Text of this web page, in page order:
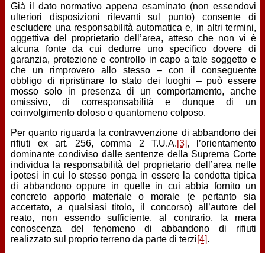
Già il dato normativo appena esaminato (non essendovi
ulteriori disposizioni rilevanti sul punto) consente di
escludere una responsabilità automatica e, in altri termini,
oggettiva del proprietario dell’area, atteso che non vi è
alcuna fonte da cui dedurre uno specifico dovere di
garanzia, protezione e controllo in capo a tale soggetto e
che un rimprovero allo stesso – con il conseguente
obbligo di ripristinare lo stato dei luoghi – può essere
mosso solo in presenza di un comportamento, anche
omissivo, di corresponsabilità e dunque di un
coinvolgimento doloso o quantomeno colposo.
Per quanto riguarda la contravvenzione di abbandono dei
rifiuti ex art. 256, comma 2 T.U.A.[3], l’orientamento
dominante condiviso dalle sentenze della Suprema Corte
individua la responsabilità del proprietario dell’area nelle
ipotesi in cui lo stesso ponga in essere la condotta tipica
di abbandono oppure in quelle in cui abbia fornito un
concreto apporto materiale o morale (e pertanto sia
accertato, a qualsiasi titolo, il concorso) all’autore del
reato, non essendo sufficiente, al contrario, la mera
conoscenza del fenomeno di abbandono di rifiuti
realizzato sul proprio terreno da parte di terzi[4].